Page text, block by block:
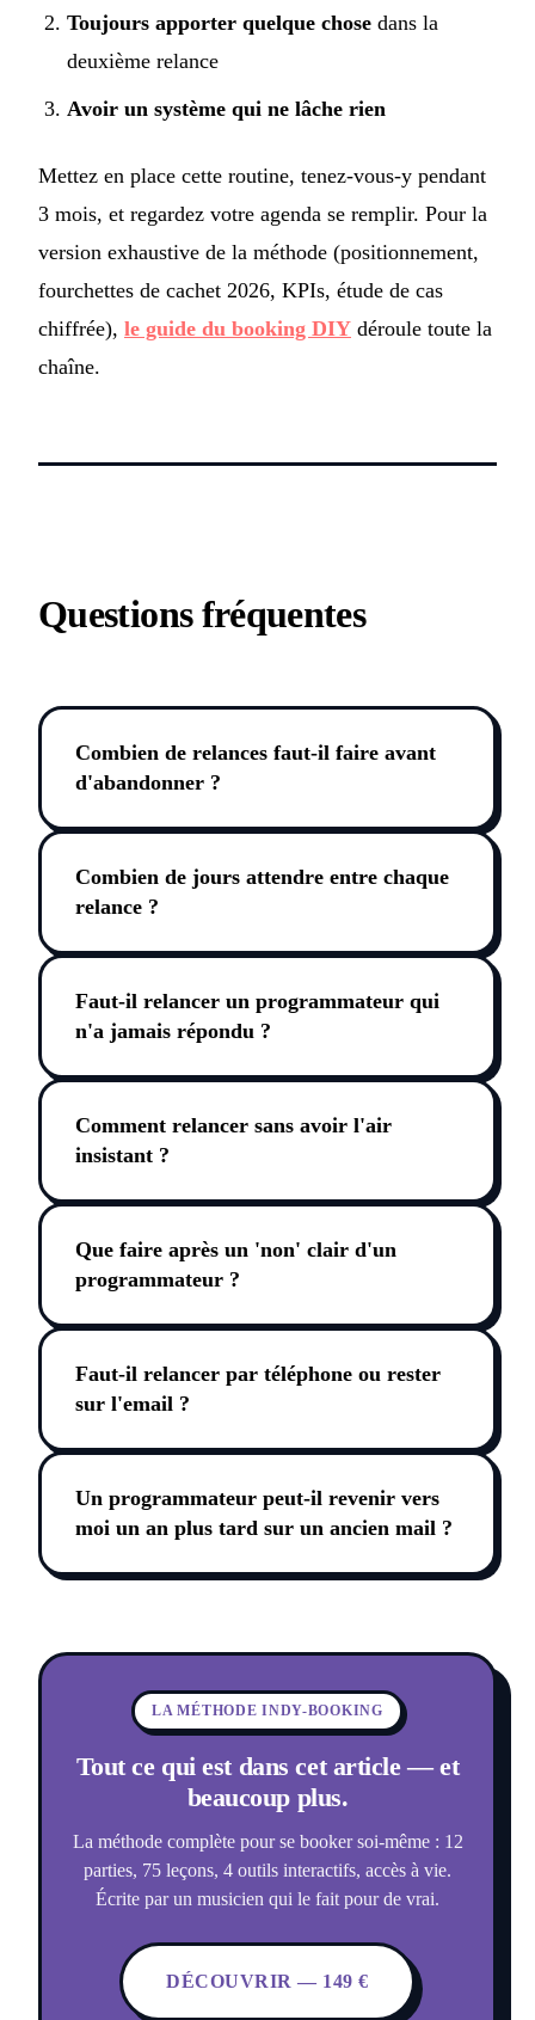
Toujours apporter quelque chose dans la
deuxième relance
Avoir un système qui ne lâche rien
Mettez en place cette routine, tenez-vous-y pendant
3 mois, et regardez votre agenda se remplir. Pour la
version exhaustive de la méthode (positionnement,
fourchettes de cachet 2026, KPIs, étude de cas
chiffrée), le guide du booking DIY déroule toute la
chaîne.
Questions fréquentes
Combien de relances faut-il faire avant
d'abandonner ?
Combien de jours attendre entre chaque
relance ?
Faut-il relancer un programmateur qui
n'a jamais répondu ?
Comment relancer sans avoir l'air
insistant ?
Que faire après un 'non' clair d'un
programmateur ?
Faut-il relancer par téléphone ou rester
sur l'email ?
Un programmateur peut-il revenir vers
moi un an plus tard sur un ancien mail ?
LA MÉTHODE INDY-BOOKING
Tout ce qui est dans cet article — et
beaucoup plus.
La méthode complète pour se booker soi-même : 12
parties, 75 leçons, 4 outils interactifs, accès à vie.
Écrite par un musicien qui le fait pour de vrai.
DÉCOUVRIR — 149 €